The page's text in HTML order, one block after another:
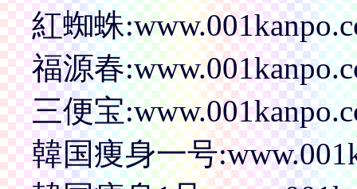
紅蜘蛛
福源春
三便宝
韓国痩身一号